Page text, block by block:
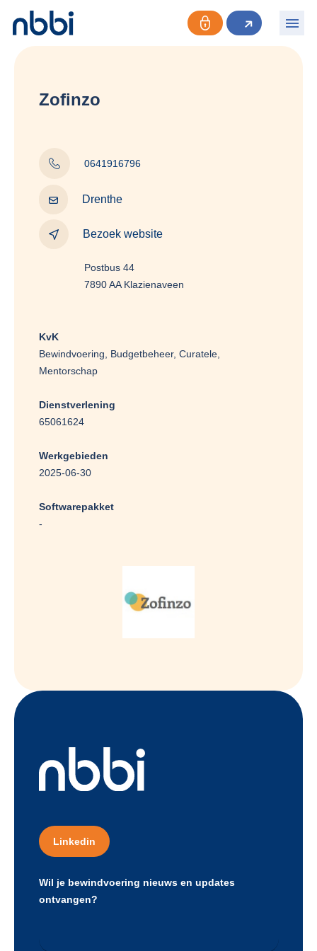
Zofinzo
0641916796
Drenthe
Bezoek website
Postbus 44
7890 AA Klazienaveen
KvK
Bewindvoering, Budgetbeheer, Curatele,
Mentorschap
Dienstverlening
65061624
Werkgebieden
2025-06-30
Softwarepakket
-
Linkedin
Wil je bewindvoering nieuws en updates
ontvangen?